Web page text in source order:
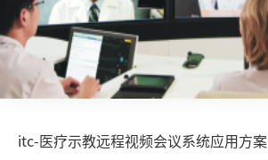
itc-医疗示教远程视频会议系统应用方案